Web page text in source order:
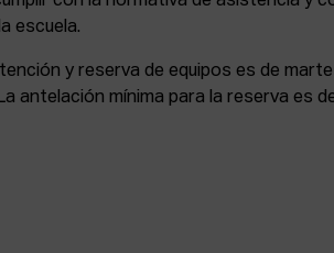
escuela.
y reserva de equipos es de
antelación mínima para la reserva es